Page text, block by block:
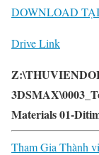
DOWNLOAD
Drive Link
Materials 01-
Tham Gia Thành